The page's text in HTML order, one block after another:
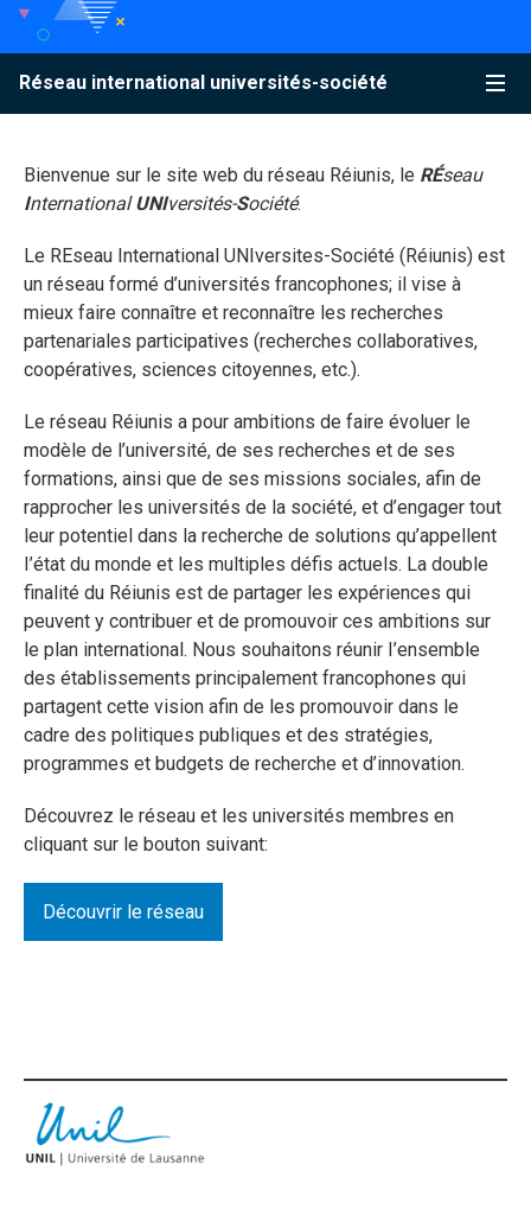
Accéder au contenu
Accéder au menu principal
Accéder à la recherche
Accéder au contenu
Accéder au menu principal
Réseau international universités-société
Menu
Bienvenue sur le site web du réseau Réiunis, le RÉseau
InternationalUNIversités-Société.
Le REseau International UNIversites-Société (Réiunis) est
un réseau formé d’universités francophones; il vise à
mieux faire connaître et reconnaître les recherches
partenariales participatives (recherches collaboratives,
coopératives, sciences citoyennes, etc.).
Le réseau Réiunis a pour ambitions de faire évoluer le
modèle de l’université, de ses recherches et de ses
formations, ainsi que de ses missions sociales, afin de
rapprocher les universités de la société, et d’engager tout
leur potentiel dans la recherche de solutions qu’appellent
I’état du monde et les multiples défis actuels. La double
finalité du Réiunis est de partager les expériences qui
peuvent y contribuer et de promouvoir ces ambitions sur
le plan international. Nous souhaitons réunir I’ensemble
des établissements principalement francophones qui
partagent cette vision afin de les promouvoir dans le
cadre des politiques publiques et des stratégies,
programmes et budgets de recherche et d’innovation.
Découvrez le réseau et les universités membres en
cliquant sur le bouton suivant:
Découvrir le réseau